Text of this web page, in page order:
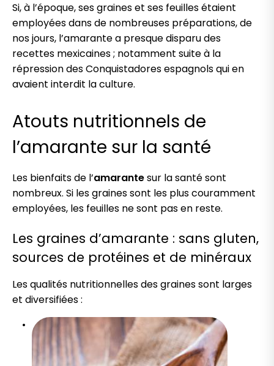
Si, à l’époque, ses graines et ses feuilles étaient
employées dans de nombreuses préparations, de
nos jours, l’amarante a presque disparu des
recettes mexicaines ; notamment suite à la
répression des Conquistadores espagnols qui en
avaient interdit la culture.
Atouts nutritionnels de
l’amarante sur la santé
Les bienfaits de l’amarantesur la santé sont
nombreux. Si les graines sont les plus couramment
employées, les feuilles ne sont pas en reste.
Les graines d’amarante : sans gluten,
sources de protéines et de minéraux
Les qualités nutritionnelles des graines sont larges
et diversifiées :